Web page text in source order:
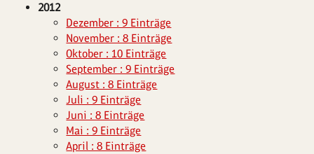
2012
Dezember : 9 Einträge
November : 8 Einträge
Oktober : 10 Einträge
September : 9 Einträge
August : 8 Einträge
Juli : 9 Einträge
Juni : 8 Einträge
Mai : 9 Einträge
April : 8 Einträge